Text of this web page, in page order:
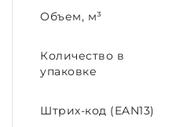
Объем, м³
Количество в
упаковке
Штрих-код (EAN13)